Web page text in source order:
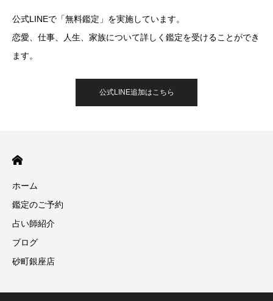
公式LINEで「無料鑑定」を実施しています。
恋愛、仕事、人生、家族について詳しく鑑定を受けることができ
ます。
公式LINE追加はこちら
ホーム
鑑定のご予約
占い師紹介
ブログ
砂町銀座店